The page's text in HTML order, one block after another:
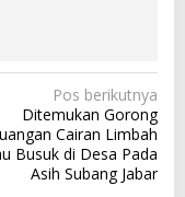
Pos berikutnya
Ditemukan Gorong
Cairan Limbah
Busuk di Desa Pada
Asih Subang Jabar